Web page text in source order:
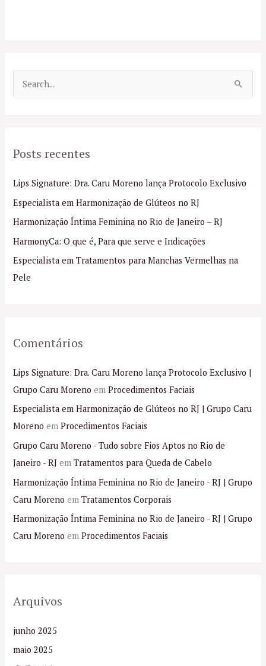
u
s
a
r
p
o
r
Posts recentes
Lips Signature: Dra. Caru Moreno lança Protocolo Exclusivo
Especialista em Harmonização de Glúteos no RJ
Harmonização Íntima Feminina no Rio de Janeiro – RJ
HarmonyCa: O que é, Para que serve e Indicações
Especialista em Tratamentos para Manchas Vermelhas na
Pele
Comentários
Lips Signature: Dra. Caru Moreno lança Protocolo Exclusivo |
Grupo Caru Moreno emProcedimentos Faciais
Especialista em Harmonização de Glúteos no RJ | Grupo Caru
Moreno emProcedimentos Faciais
Grupo Caru Moreno - Tudo sobre Fios Aptos no Rio de
Janeiro - RJ emTratamentos para Queda de Cabelo
Harmonização Íntima Feminina no Rio de Janeiro - RJ | Grupo
Caru Moreno emTratamentos Corporais
Harmonização Íntima Feminina no Rio de Janeiro - RJ | Grupo
Caru Moreno emProcedimentos Faciais
Arquivos
junho 2025
maio 2025